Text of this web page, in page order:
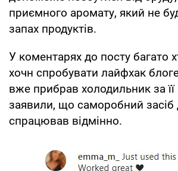
приємного аромату, який не
запах продуктів.
У коментарях до посту багато
хочн спробувати лайфхак
вже прибрав холодильник за
заявили, що саморобний
спрацював відмінно.